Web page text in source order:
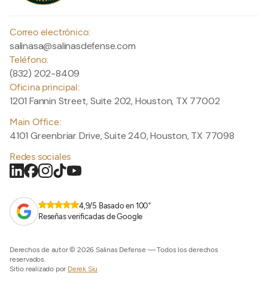
Correo electrónico:
salinasa@salinasdefense.com
Teléfono:
(832) 202-8409
Oficina principal:
1201 Fannin Street, Suite 202, Houston, TX 77002
Main Office:
4101 Greenbriar Drive, Suite 240, Houston, TX 77098
Redes sociales
4,9/5 Basado en 100+
Reseñas verificadas de Google
Derechos de autor © 2026 Salinas Defense — Todos los derechos
reservados.
Sitio realizado por Derek Siu